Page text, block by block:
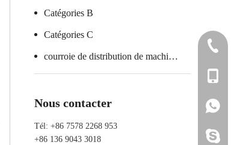
Catégories B
Catégories C
courroie de distribution de machine d'emballage
Nous contacter
Tél: +86 7578 2268 953
+86 136 9043 3018
+86
+86 136
+86 136